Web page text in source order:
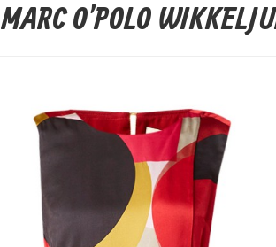
MARC O'POLO